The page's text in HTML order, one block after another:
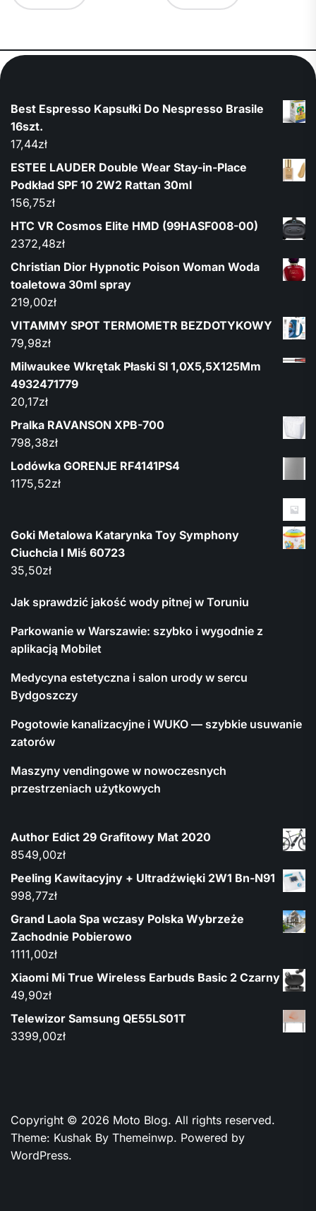
Best Espresso Kapsułki Do Nespresso Brasile
16szt.
17,44zł
ESTEE LAUDER Double Wear Stay-in-Place
Podkład SPF 10 2W2 Rattan 30ml
156,75zł
HTC VR Cosmos Elite HMD (99HASF008-00)
2372,48zł
Christian Dior Hypnotic Poison Woman Woda
toaletowa 30ml spray
219,00zł
VITAMMY SPOT TERMOMETR BEZDOTYKOWY
79,98zł
Milwaukee Wkrętak Płaski Sl 1,0X5,5X125Mm
4932471779
20,17zł
Pralka RAVANSON XPB-700
798,38zł
Lodówka GORENJE RF4141PS4
1175,52zł
Goki Metalowa Katarynka Toy Symphony
Ciuchcia I Miś 60723
35,50zł
Jak sprawdzić jakość wody pitnej w Toruniu
Parkowanie w Warszawie: szybko i wygodnie z
aplikacją Mobilet
Medycyna estetyczna i salon urody w sercu
Bydgoszczy
Pogotowie kanalizacyjne i WUKO — szybkie usuwanie
zatorów
Maszyny vendingowe w nowoczesnych
przestrzeniach użytkowych
Author Edict 29 Grafitowy Mat 2020
8549,00zł
Peeling Kawitacyjny + Ultradźwięki 2W1 Bn-N91
998,77zł
Grand Laola Spa wczasy Polska Wybrzeże
Zachodnie Pobierowo
1111,00zł
Xiaomi Mi True Wireless Earbuds Basic 2 Czarny
49,90zł
Telewizor Samsung QE55LS01T
3399,00zł
Copyright © 2026 Moto Blog. All rights reserved.
Theme: Kushak By Themeinwp. Powered by
WordPress.